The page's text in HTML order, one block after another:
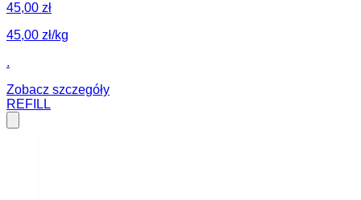
45,00 zł
45,00 zł/kg
.
Zobacz szczegóły
REFILL